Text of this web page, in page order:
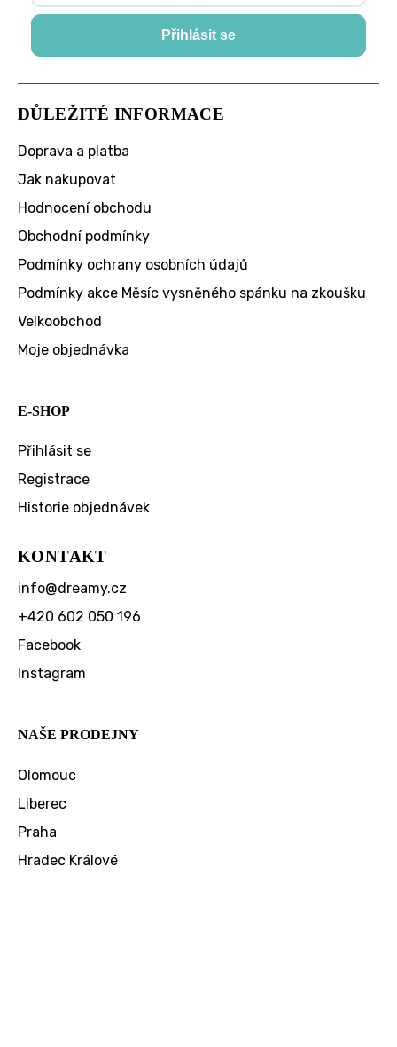
DŮLEŽITÉ INFORMACE
Doprava a platba
Jak nakupovat
Hodnocení obchodu
Obchodní podmínky
Podmínky ochrany osobních údajů
Podmínky akce Měsíc vysněného spánku na zkoušku
Velkoobchod
Moje objednávka
E-SHOP
Přihlásit se
Registrace
Historie objednávek
KONTAKT
info@dreamy.cz
+420 602 050 196
Facebook
Instagram
Přihlásit se
NAŠE PRODEJNY
Olomouc
Liberec
Praha
Hradec Králové